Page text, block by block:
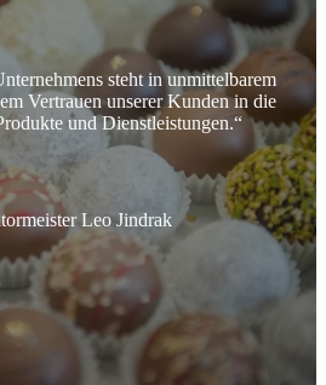
steht in unmittelbarem
Vertrauen unserer Kunden in die
und Dienstleistungen.“
Leo Jindrak